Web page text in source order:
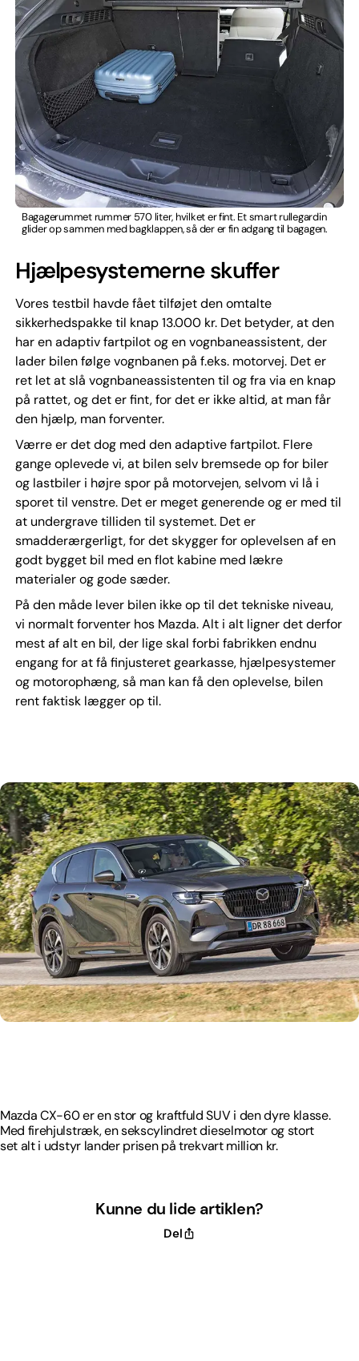
Bagagerummet rummer 570 liter, hvilket er fint. Et smart rullegardin
glider op sammen med bagklappen, så der er fin adgang til bagagen.
Hjælpesystemerne skuffer
Vores testbil havde fået tilføjet den omtalte
sikkerhedspakke til knap 13.000 kr. Det betyder, at den
har en adaptiv fartpilot og en vognbaneassistent, der
lader bilen følge vognbanen på f.eks. motorvej. Det er
ret let at slå vognbaneassistenten til og fra via en knap
på rattet, og det er fint, for det er ikke altid, at man får
den hjælp, man forventer.
Værre er det dog med den adaptive fartpilot. Flere
gange oplevede vi, at bilen selv bremsede op for biler
og lastbiler i højre spor på motorvejen, selvom vi lå i
sporet til venstre. Det er meget generende og er med til
at undergrave tilliden til systemet. Det er
smadderærgerligt, for det skygger for oplevelsen af en
godt bygget bil med en flot kabine med lækre
materialer og gode sæder.
På den måde lever bilen ikke op til det tekniske niveau,
vi normalt forventer hos Mazda. Alt i alt ligner det derfor
mest af alt en bil, der lige skal forbi fabrikken endnu
engang for at få finjusteret gearkasse, hjælpesystemer
og motorophæng, så man kan få den oplevelse, bilen
rent faktisk lægger op til.
Mazda CX-60 er en stor og kraftfuld SUV i den dyre klasse.
Med firehjulstræk, en sekscylindret dieselmotor og stort
set alt i udstyr lander prisen på trekvart million kr.
Kunne du lide artiklen?
Del